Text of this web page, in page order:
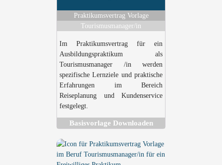
Praktikumsvertrag Vorlage
Tourismusmanager/in
Im Praktikumsvertrag für ein
Ausbildungspraktikum als
Tourismusmanager /in werden
spezifische Lernziele und praktische
Erfahrungen im Bereich
Reiseplanung und Kundenservice
festgelegt.
Basisvorlage Downloaden